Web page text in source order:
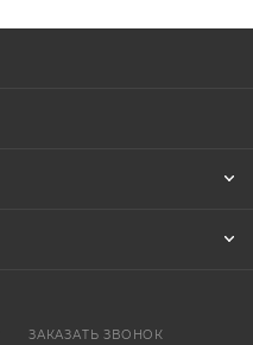
ЗАКАЗАТЬ ЗВОНОК